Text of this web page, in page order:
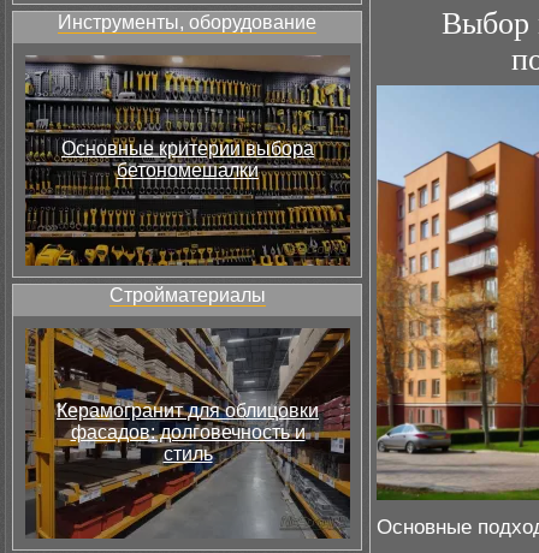
Инструменты, оборудование
Основные критерии выбора
бетономешалки
Стройматериалы
Керамогранит для облицовки
фасадов: долговечность и
стиль
Выбор
Основные